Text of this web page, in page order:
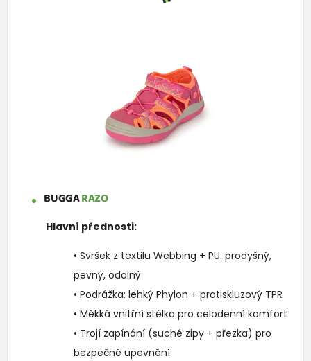
BUGGARAZO
Hlavní přednosti:
• Svršek z textilu Webbing + PU: prodyšný,
pevný, odolný
• Podrážka: lehký Phylon + protiskluzový TPR
• Měkká vnitřní stélka pro celodenní komfort
• Trojí zapínání (suché zipy + přezka) pro
bezpečné upevnění